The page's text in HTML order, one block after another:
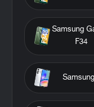
Samsung
F34